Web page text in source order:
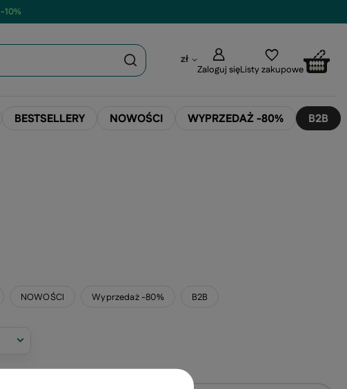
-10%
zł
Zaloguj sięListy zakupowe
BESTSELLERY NOWOŚCI WYPRZEDAŻ -80% B2B
NOWOŚCI Wyprzedaż -80% B2B